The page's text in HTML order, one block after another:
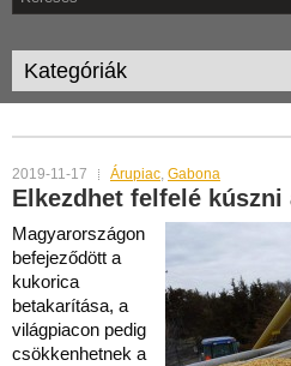
2019-11-17 Árupiac, Gabona
Elkezdhet felfelé kúszni
Magyarországon
befejeződött a
kukorica
betakarítása, a
világpiacon pedig
csökkenhetnek a